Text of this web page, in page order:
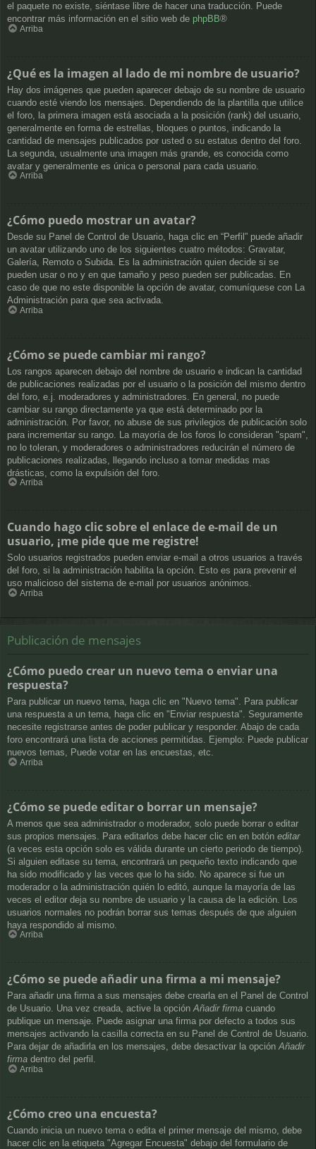
el paquete no existe, siéntase libre de hacer una traducción. Puede
encontrar más información en el sitio web de phpBB®
Arriba
¿Qué es la imagen al lado de mi nombre de usuario?
Hay dos imágenes que pueden aparecer debajo de su nombre de usuario
cuando esté viendo los mensajes. Dependiendo de la plantilla que utilice
el foro, la primera imagen está asociada a la posición (rank) del usuario,
generalmente en forma de estrellas, bloques o puntos, indicando la
cantidad de mensajes publicados por usted o su estatus dentro del foro.
La segunda, usualmente una imagen más grande, es conocida como
avatar y generalmente es única o personal para cada usuario.
Arriba
¿Cómo puedo mostrar un avatar?
Desde su Panel de Control de Usuario, haga clic en “Perfil” puede añadir
un avatar utilizando uno de los siguientes cuatro métodos: Gravatar,
Galería, Remoto o Subida. Es la administración quien decide si se
pueden usar o no y en que tamaño y peso pueden ser publicadas. En
caso de que no este disponible la opción de avatar, comuníquese con La
Administración para que sea activada.
Arriba
¿Cómo se puede cambiar mi rango?
Los rangos aparecen debajo del nombre de usuario e indican la cantidad
de publicaciones realizadas por el usuario o la posición del mismo dentro
del foro, e.j. moderadores y administradores. En general, no puede
cambiar su rango directamente ya que está determinado por la
administración. Por favor, no abuse de sus privilegios de publicación solo
para incrementar su rango. La mayoría de los foros lo consideran "spam",
no lo toleran, y moderadores o administradores reducirán el número de
publicaciones realizadas, llegando incluso a tomar medidas mas
drásticas, como la expulsión del foro.
Arriba
Cuando hago clic sobre el enlace de e-mail de un
usuario, ¡me pide que me registre!
Solo usuarios registrados pueden enviar e-mail a otros usuarios a través
del foro, si la administración habilita la opción. Esto es para prevenir el
uso malicioso del sistema de e-mail por usuarios anónimos.
Arriba
Publicación de mensajes
¿Cómo puedo crear un nuevo tema o enviar una
respuesta?
Para publicar un nuevo tema, haga clic en "Nuevo tema". Para publicar
una respuesta a un tema, haga clic en "Enviar respuesta". Seguramente
necesite registrarse antes de poder publicar y responder. Abajo de cada
foro encontrará una lista de acciones permitidas. Ejemplo: Puede publicar
nuevos temas, Puede votar en las encuestas, etc.
Arriba
¿Cómo se puede editar o borrar un mensaje?
A menos que sea administrador o moderador, solo puede borrar o editar
sus propios mensajes. Para editarlos debe hacer clic en en botón editar
(a veces esta opción solo es válida durante un cierto periodo de tiempo).
Si alguien editase su tema, encontrará un pequeño texto indicando que
ha sido modificado y las veces que lo ha sido. No aparece si fue un
moderador o la administración quién lo editó, aunque la mayoría de las
veces el editor deja su nombre de usuario y la causa de la edición. Los
usuarios normales no podrán borrar sus temas después de que alguien
haya respondido al mismo.
Arriba
¿Cómo se puede añadir una firma a mi mensaje?
Para añadir una firma a sus mensajes debe crearla en el Panel de Control
de Usuario. Una vez creada, active la opciónAñadir firma cuando
publique un mensaje. Puede asignar una firma por defecto a todos sus
mensajes activando la casilla correcta en su Panel de Control de Usuario.
Para dejar de añadirla en los mensajes, debe desactivar la opciónAñadir
firma dentro del perfil.
Arriba
¿Cómo creo una encuesta?
Cuando inicia un nuevo tema o edita el primer mensaje del mismo, debe
hacer clic en la etiqueta "Agregar Encuesta" debajo del formulario de